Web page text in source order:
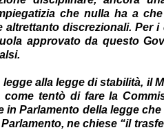
che nulla ha a
discrezionali. Per
approvato da questo
alla legge di stabilità, il
come tentò di fare la
Parlamento della legge che
ne chiese “il